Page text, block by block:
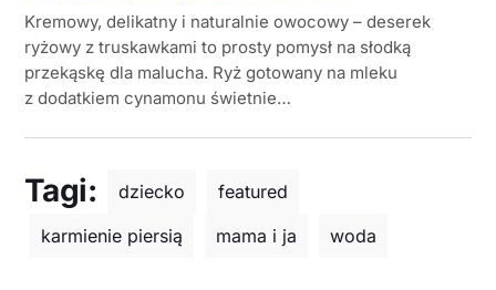
Kremowy, delikatny i naturalnie owocowy – deserek
ryżowy z truskawkami to prosty pomysł na słodką
przekąskę dla malucha. Ryż gotowany na mleku
z dodatkiem cynamonu świetnie…
Tagi: dziecko
featured
karmienie piersią
mama i ja woda